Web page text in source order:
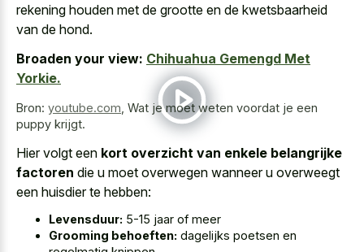
rekening houden met de grootte en de kwetsbaarheid
van de hond.
Broaden your view: Chihuahua Gemengd Met
Yorkie.
Bron: youtube.com, Wat je moet weten voordat je een
puppy krijgt.
Hier volgt een kort overzicht van enkele belangrijke
factoren die u moet overwegen wanneer u overweegt
een huisdier te hebben:
Levensduur: 5-15 jaar of meer
Grooming behoeften: dagelijks poetsen en